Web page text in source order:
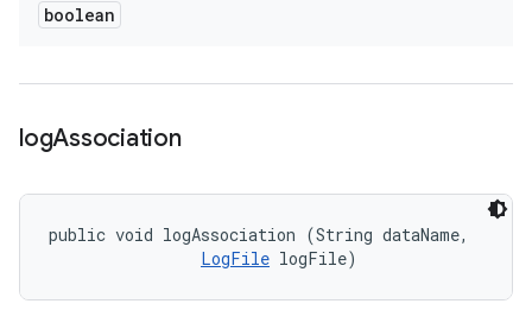
boolean
logAssociation
public void logAssociation (String dataName,
LogFile logFile)